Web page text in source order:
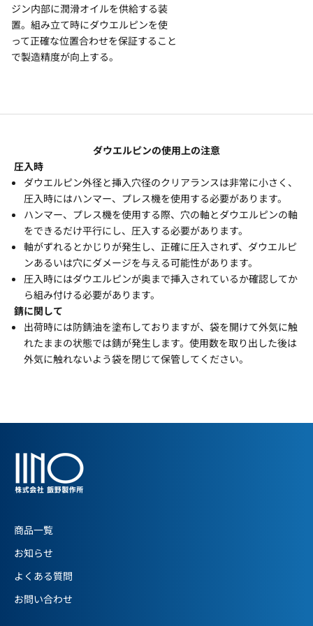
ジン内部に潤滑オイルを供給する装
置。組み立て時にダウエルピンを使
って正確な位置合わせを保証すること
で製造精度が向上する。
ダウエルピンの使用上の注意
圧入時
ダウエルピン外径と挿入穴径のクリアランスは非常に小さく、
圧入時にはハンマー、プレス機を使用する必要があります。
ハンマー、プレス機を使用する際、穴の軸とダウエルピンの軸
をできるだけ平行にし、圧入する必要があります。
軸がずれるとかじりが発生し、正確に圧入されず、ダウエルピ
ンあるいは穴にダメージを与える可能性があります。
圧入時にはダウエルピンが奥まで挿入されているか確認してか
ら組み付ける必要があります。
錆に関して
出荷時には防錆油を塗布しておりますが、袋を開けて外気に触
れたままの状態では錆が発生します。使用数を取り出した後は
外気に触れないよう袋を閉じて保管してください。
お問い合わせ
径公差・材質・硬度や使用できる車種につい
お気軽にご相談ください。
商品一覧
お知らせ
よくある質問
お問い合わせ